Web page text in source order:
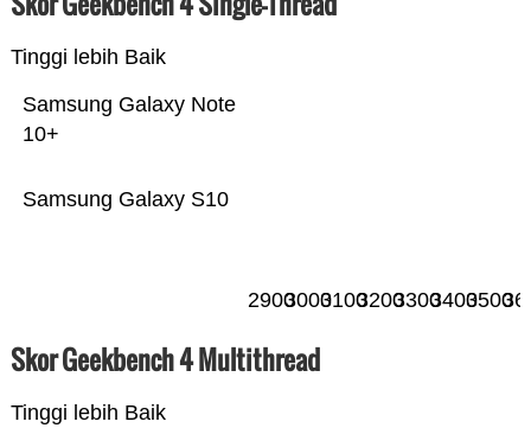
Tinggi lebih Baik
Samsung Galaxy S10
Samsung Galaxy Note
10+
2900300031003200330034003500
Skor Geekbench 4 Multithread
Tinggi lebih Baik